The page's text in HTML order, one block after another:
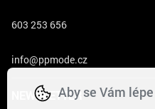
603 253 656
info@ppmode.cz
NEWSLETTERAby se Vám